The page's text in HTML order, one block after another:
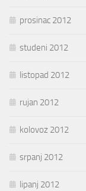
prosinac 2012
studeni 2012
listopad 2012
rujan 2012
kolovoz 2012
srpanj 2012
lipanj 2012